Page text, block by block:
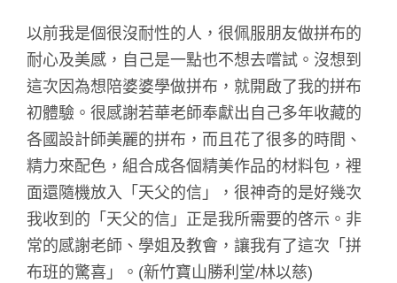
以前我是個很沒耐性的人，很佩服朋友做拼布的
耐心及美感，自己是一點也不想去嚐試。沒想到
這次因為想陪婆婆學做拼布，就開啟了我的拼布
初體驗。很感謝若華老師奉獻出自己多年收藏的
各國設計師美麗的拼布，而且花了很多的時間、
精力來配色，組合成各個精美作品的材料包，裡
面還隨機放入「天父的信」，很神奇的是好幾次
我收到的「天父的信」正是我所需要的啓示。非
常的感謝老師、學姐及教會，讓我有了這次「拼
布班的驚喜」。(新竹寶山勝利堂/林以慈)